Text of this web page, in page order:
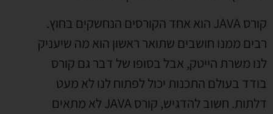
קורס JAVA הוא אחד הקורסים הנחשקים בחוץ.
רבים ממנו חושבים שתואר ראשון הוא מה שיעניק
לנו משרת הייטק, אבל בסופו של דבר גם קורס
בודד בעולם התכנות יכול לפתוח לנו לא מעט
דלתות. חשוב להדגיש, קורס JAVA לא מתאים